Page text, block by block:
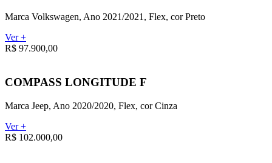
Marca Volkswagen, Ano 2021/2021, Flex, cor Preto
Ver +
R$ 97.900,00
COMPASS LONGITUDE F
Marca Jeep, Ano 2020/2020, Flex, cor Cinza
Ver +
R$ 102.000,00